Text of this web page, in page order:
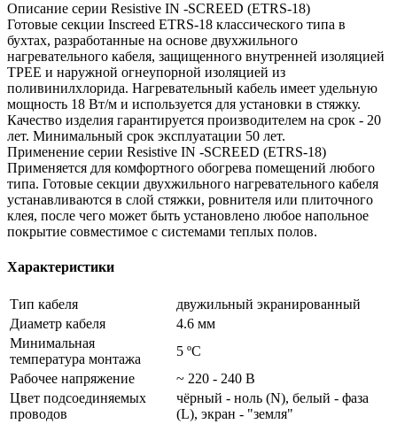
Описание серии Resistive IN -SCREED (ETRS-18)
Готовые секции Inscreed ETRS-18 классического типа в
бухтах, разработанные на основе двухжильного
нагревательного кабеля, защищенного внутренней изоляцией
TPEE и наружной огнеупорной изоляцией из
поливинилхлорида. Нагревательный кабель имеет удельную
мощность 18 Вт/м и используется для установки в стяжку.
Качество изделия гарантируется производителем на срок - 20
лет. Минимальный срок эксплуатации 50 лет.
Применение серии Resistive IN -SCREED (ETRS-18)
Применяется для комфортного обогрева помещений любого
типа. Готовые секции двухжильного нагревательного кабеля
устанавливаются в слой стяжки, ровнителя или плиточного
клея, после чего может быть установлено любое напольное
покрытие совместимое с системами теплых полов.
Характеристики
Тип кабеля
двужильный экранированный
Диаметр кабеля
4.6 мм
Минимальная
температура монтажа
5 ºС
Рабочее напряжение
~ 220 - 240 В
Цвет подсоединяемых
проводов
чёрный - ноль (N), белый - фаза
(L), экран - "земля"